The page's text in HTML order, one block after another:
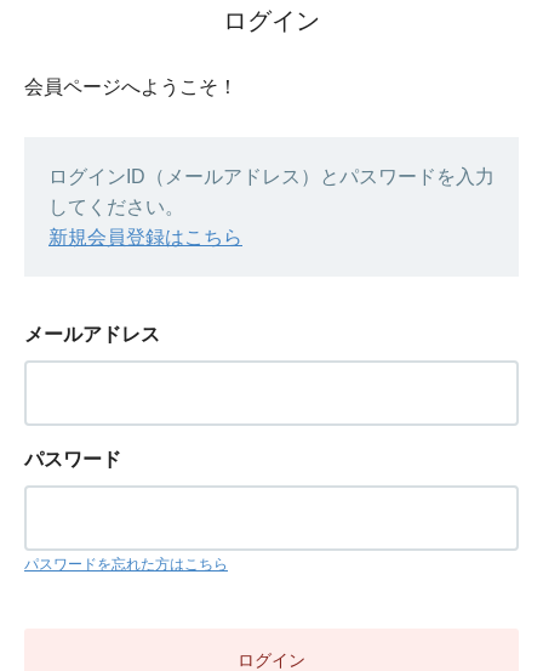
ログイン
会員ページへようこそ！
ログインID（メールアドレス）とパスワードを入力
してください。
新規会員登録はこちら
メールアドレス
パスワード
パスワードを忘れた方はこちら